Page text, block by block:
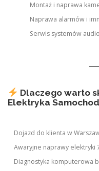
Montaż i naprawa
Naprawa alarmów i
Serwis systemów
Dlaczego warto
Elektryka
Dojazd do klienta w
Awaryjne naprawy elektryki
Diagnostyka komputerowa